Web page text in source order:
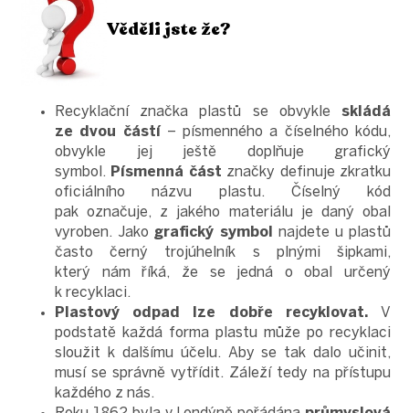
Věděli jste že?
Recyklační značka plastů se obvykle skládá
ze dvou částí– písmenného a číselného kódu,
obvykle jej ještě doplňuje grafický
symbol. Písmenná část značky definuje zkratku
oficiálního názvu plastu. Číselný kód
pak označuje, z jakého materiálu je daný obal
vyroben. Jako grafický symbol najdete u plastů
často černý trojúhelník s plnými šipkami,
který nám říká, že se jedná o obal určený
k recyklaci.
Plastový odpad lze dobře recyklovat.V
podstatě každá forma plastu může po recyklaci
sloužit k dalšímu účelu. Aby se tak dalo učinit,
musí se správně vytřídit. Záleží tedy na přístupu
každého z nás.